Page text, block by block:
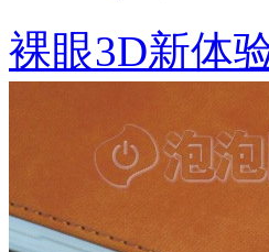
裸眼3D新体